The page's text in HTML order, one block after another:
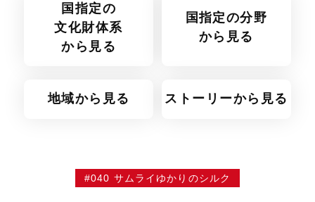
国指定の
文化財体系
から見る
国指定の分野
から見る
地域から見る ストーリーから見る
#040 サムライゆかりのシルク